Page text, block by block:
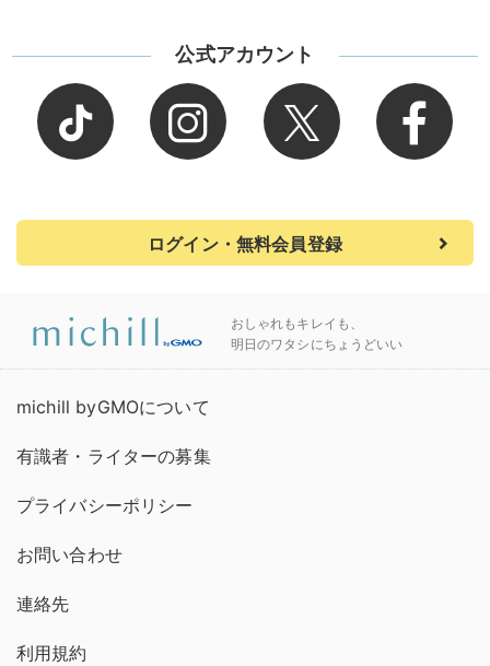
公式アカウント
ログイン・無料会員登録
おしゃれもキレイも、
明日のワタシにちょうどいい
michill byGMOについて
有識者・ライターの募集
プライバシーポリシー
お問い合わせ
連絡先
利用規約